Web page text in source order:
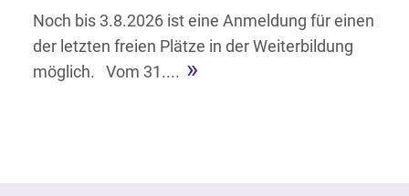
Noch bis 3.8.2026 ist eine Anmeldung für einen
der letzten freien Plätze in der Weiterbildung
möglich. Vom 31....